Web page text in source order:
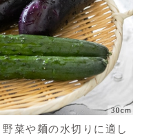
菜や麺の水切りに適し